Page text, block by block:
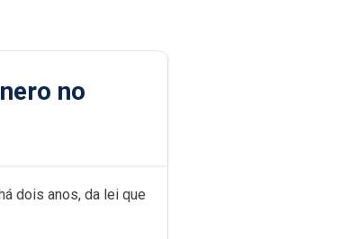
no
dois anos, da lei que